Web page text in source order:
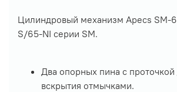
Цилиндровый механизм Apecs
S/65-NI серии SM.
Два опорных пина с
вскрытия отмычками.